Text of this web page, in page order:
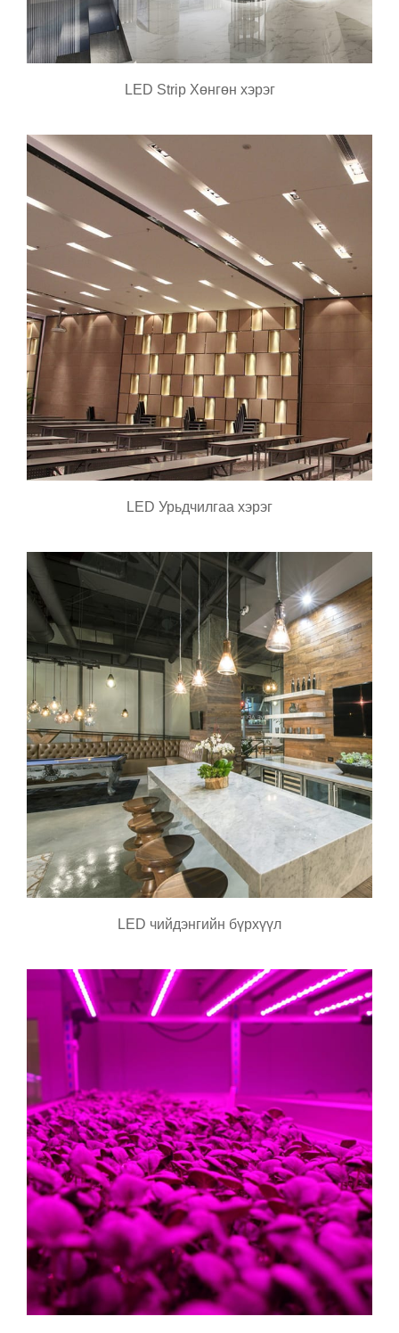
LED Strip Хөнгөн хэрэг
LED Урьдчилгаа хэрэг
LED чийдэнгийн бүрхүүл